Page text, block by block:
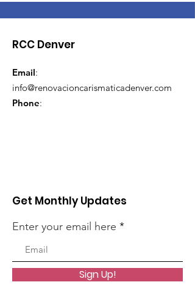
RCC Denver
Email:
info@renovacioncarismaticadenver.com
Phone:
Get Monthly Updates
Enter your email here
Sign Up!